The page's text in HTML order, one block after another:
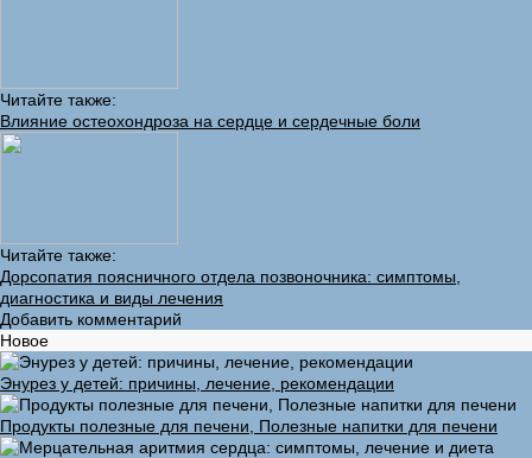
Читайте также:
Влияние остеохондроза на сердце и сердечные боли
Читайте также:
Дорсопатия поясничного отдела позвоночника: симптомы,
диагностика и виды лечения
Добавить комментарий
Новое
Энурез у детей: причины, лечение, рекомендации
Продукты полезные для печени, Полезные напитки для печени